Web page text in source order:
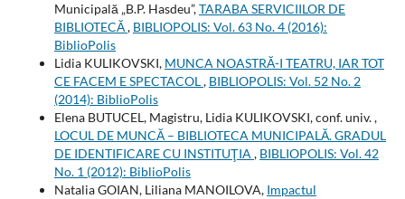
Municipală „B.P. Hasdeu”,TARABA SERVICIILOR DE
BIBLIOTECĂ, BIBLIOPOLIS: Vol. 63 No. 4 (2016):
BiblioPolis
Lidia KULIKOVSKI, MUNCA NOASTRĂ-I TEATRU, IAR TOT
CE FACEM E SPECTACOL, BIBLIOPOLIS: Vol. 52 No. 2
(2014): BiblioPolis
Elena BUTUCEL, Magistru, Lidia KULIKOVSKI, conf. univ. ,
LOCUL DE MUNCĂ – BIBLIOTECA MUNICIPALĂ. GRADUL
DE IDENTIFICARE CU INSTITUŢIA , BIBLIOPOLIS: Vol. 42
No. 1 (2012): BiblioPolis
Natalia GOIAN, Liliana MANOILOVA, Impactul